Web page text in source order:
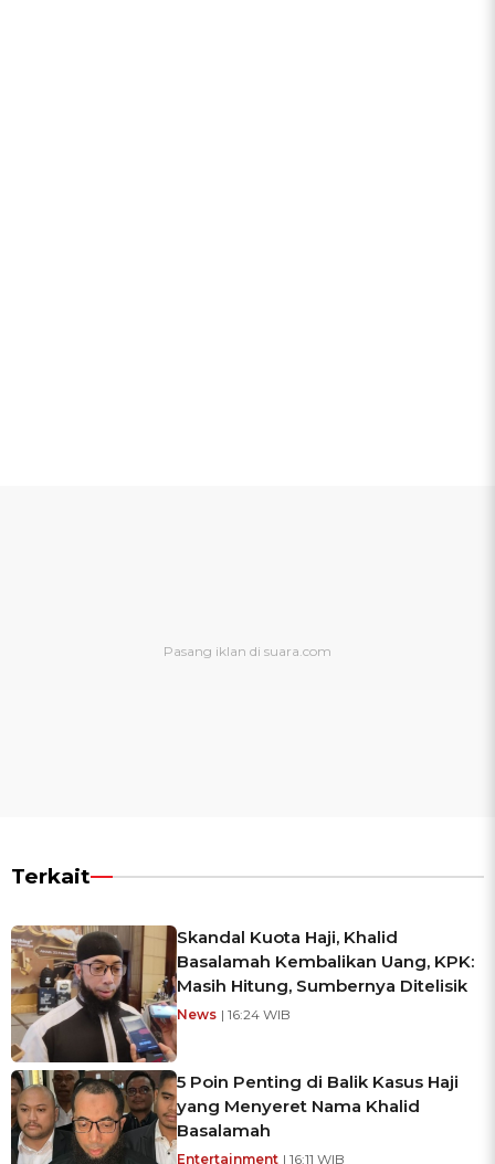
Terkait
Skandal Kuota Haji, Khalid
Basalamah Kembalikan Uang, KPK:
Masih Hitung, Sumbernya Ditelisik
News | 16:24 WIB
5 Poin Penting di Balik Kasus Haji
yang Menyeret Nama Khalid
Basalamah
Entertainment | 16:11 WIB